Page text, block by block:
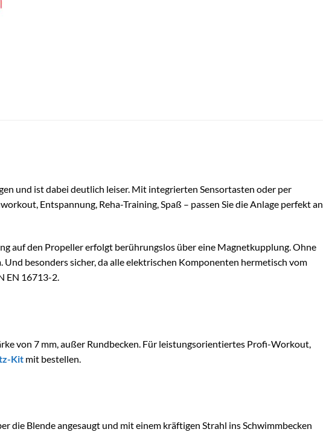
und ist dabei deutlich leiser. Mit integrierten Sensortasten oder per
Entspannung, Reha-Training, Spaß – passen Sie die Anlage perfekt an
auf den Propeller erfolgt berührungslos über eine Magnetkupplung. Ohne
besonders sicher, da alle elektrischen Komponenten hermetisch vom
EN 16713-2.
von 7 mm, außer Rundbecken. Für leistungsorientiertes Profi-Workout,
Kit mit bestellen.
die Blende angesaugt und mit einem kräftigen Strahl ins Schwimmbecken